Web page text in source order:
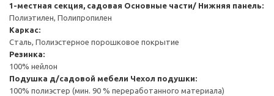
1-местная секция, садовая Основные части/ Нижняя панель:
Полиэтилен, Полипропилен
Каркас:
Сталь, Полиэстерное порошковое покрытие
Резинка:
100% нейлон
Подушка д/садовой мебели Чехол подушки:
100% полиэстер (мин. 90 % переработанного материала)